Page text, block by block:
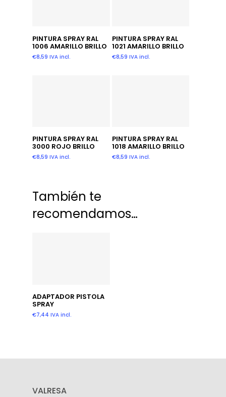
Añadir Al Carrito
PINTURA SPRAY RAL
1006 AMARILLO BRILLO
€8,59 IVA incl.
Añadir Al Carrito
PINTURA SPRAY RAL
1021 AMARILLO BRILLO
€8,59 IVA incl.
Añadir Al Carrito
PINTURA SPRAY RAL
3000 ROJO BRILLO
€8,59 IVA incl.
Añadir Al Carrito
PINTURA SPRAY RAL
1018 AMARILLO BRILLO
€8,59 IVA incl.
También te
recomendamos…
Añadir Al Carrito
ADAPTADOR PISTOLA
SPRAY
€7,44 IVA incl.
VALRESA